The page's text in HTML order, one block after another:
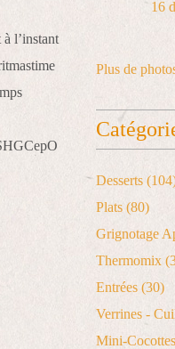
Plus de
Desserts
Plats (80)
Grignotage
Thermomix
Entrées (30)
Verrines -
Mini-Cocottes